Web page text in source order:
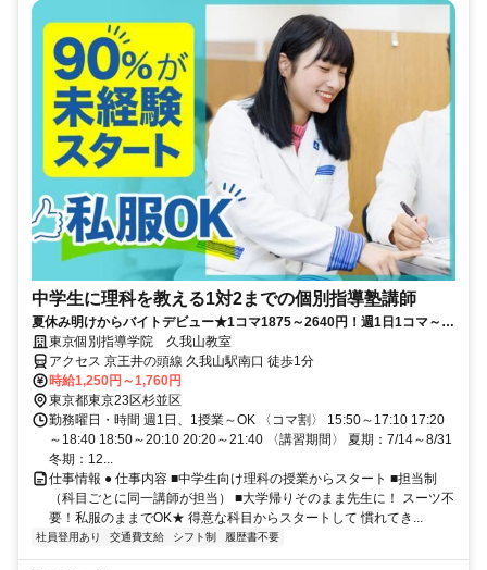
中学生に理科を教える1対2までの個別指導塾講師
夏休み明けからバイトデビュー★1コマ1875～2640円！週1日1コマ～私
服でok◎
東京個別指導学院 久我山教室
アクセス 京王井の頭線 久我山駅南口 徒歩1分
時給1,250円～1,760円
東京都東京23区杉並区
勤務曜日・時間 週1日、1授業～OK 〈コマ割〉 15:50～17:10 17:20
～18:40 18:50～20:10 20:20～21:40 〈講習期間〉 夏期：7/14～8/31
冬期：12...
仕事情報 ● 仕事内容 ■中学生向け理科の授業からスタート ■担当制
（科目ごとに同一講師が担当） ■大学帰りそのまま先生に！ スーツ不
要！私服のままでOK★ 得意な科目からスタートして 慣れてき...
社員登用あり 交通費支給 シフト制 履歴書不要